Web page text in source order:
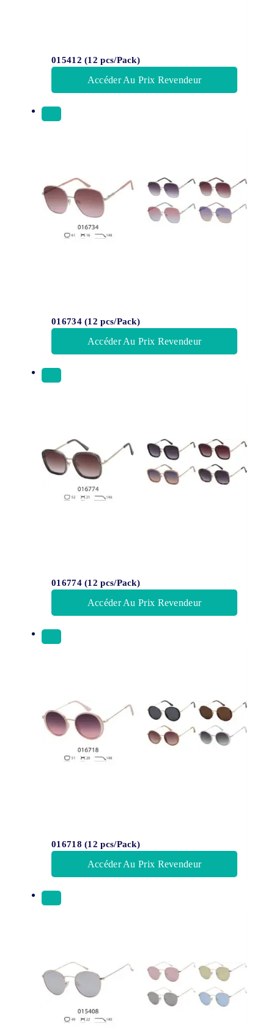
015412 (12 pcs/Pack)
Accéder Au Prix Revendeur
016734 (12 pcs/Pack)
Accéder Au Prix Revendeur
016774 (12 pcs/Pack)
Accéder Au Prix Revendeur
016718 (12 pcs/Pack)
Accéder Au Prix Revendeur